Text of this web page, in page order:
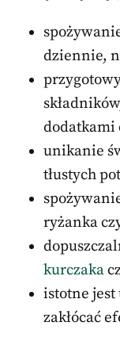
dziennie,
dodatkami
unikanie
tłustych
ryżanka
kurczaka
istotne
zakłócać